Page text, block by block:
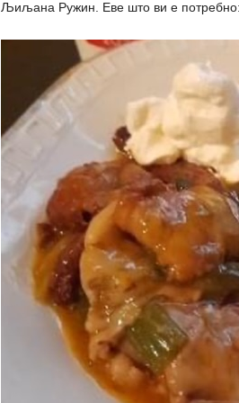
Љиљана Ружин. Еве што ви е